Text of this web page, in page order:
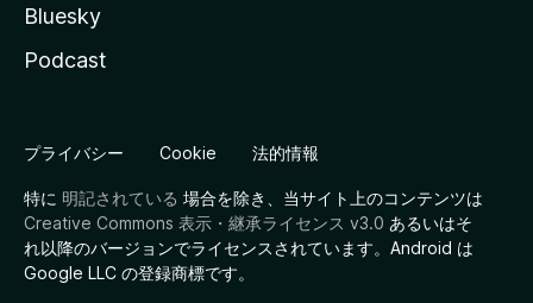
Bluesky
Podcast
プライバシー Cookie 法的情報
特に 明記されている 場合を除き、当サイト上のコンテンツは
Creative Commons 表示・継承ライセンス v3.0 あるいはそ
れ以降のバージョンでライセンスされています。Android は
Google LLC の登録商標です。